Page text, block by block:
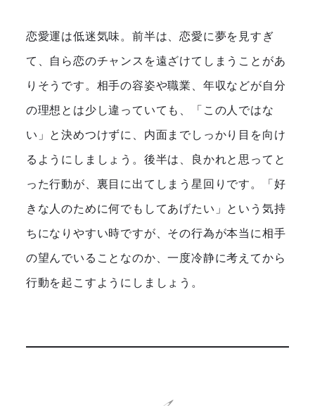
恋愛運は低迷気味。前半は、恋愛に夢を見すぎ
て、自ら恋のチャンスを遠ざけてしまうことがあ
りそうです。相手の容姿や職業、年収などが自分
の理想とは少し違っていても、「この人ではな
い」と決めつけずに、内面までしっかり目を向け
るようにしましょう。後半は、良かれと思ってと
った行動が、裏目に出てしまう星回りです。「好
きな人のために何でもしてあげたい」という気持
ちになりやすい時ですが、その行為が本当に相手
の望んでいることなのか、一度冷静に考えてから
行動を起こすようにしましょう。